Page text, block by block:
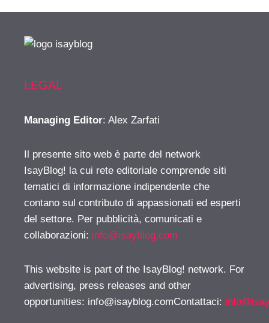
LEGAL
Managing Editor: Alex Zarfati
Il presente sito web è parte del network
IsayBlog! la cui rete editoriale comprende siti
tematici di informazione indipendente che
contano sul contributo di appassionati ed esperti
del settore. Per pubblicità, comunicati e
collaborazioni: info@isayblog.com
This website is part of the IsayBlog! network. For
advertising, press releases and other
opportunities: info@isayblog.comContattaci: